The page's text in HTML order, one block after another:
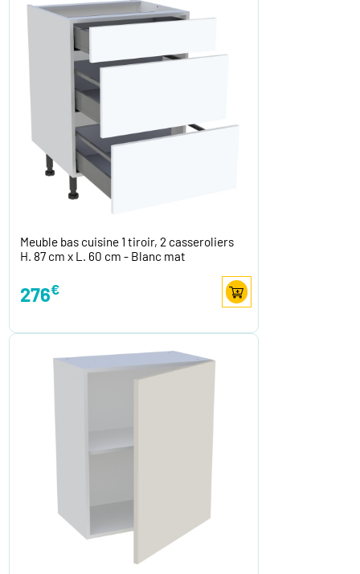
Meuble bas cuisine 1 tiroir, 2 casseroliers
H. 87 cm x L. 60 cm - Blanc mat
276€